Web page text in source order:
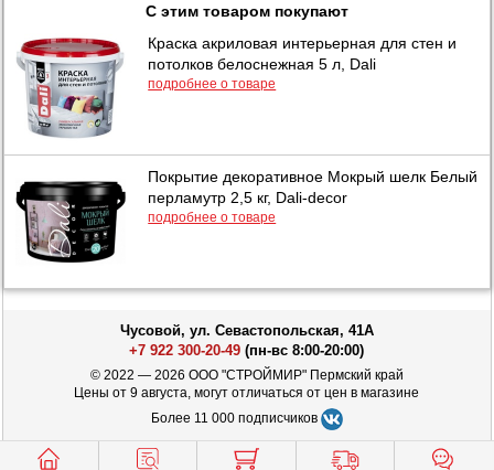
С этим товаром покупают
Краска акриловая интерьерная для стен и
потолков белоснежная 5 л, Dali
подробнее о товаре
Покрытие декоративное Мокрый шелк Белый
перламутр 2,5 кг, Dali-decor
подробнее о товаре
Чусовой, ул. Севастопольская, 41А
+7 922 300-20-49 (пн-вс 8:00-20:00)
© 2022 — 2026 ООО "СТРОЙМИР" Пермский край
Цены от 9 августа, могут отличаться от цен в магазине
Более 11 000 подписчиков